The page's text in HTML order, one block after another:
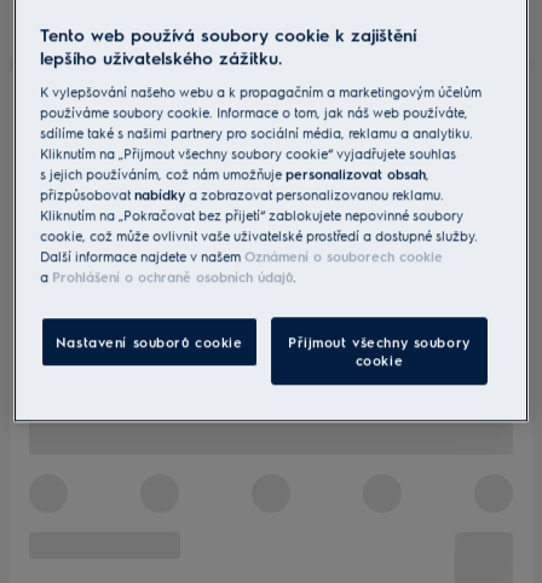
Tento web používá soubory cookie k zajištění
lepšího uživatelského zážitku.
K vylepšování našeho webu a k propagačním a marketingovým účelům
používáme soubory cookie. Informace o tom, jak náš web používáte,
sdílíme také s našimi partnery pro sociální média, reklamu a analytiku.
Kliknutím na „Přijmout všechny soubory cookie“ vyjadřujete souhlas
s jejich používáním, což nám umožňujepersonalizovat obsah
přizpůsobovatnabídky a zobrazovat personalizovanou reklamu.
Kliknutím na „Pokračovat bez přijetí“ zablokujete nepovinné soubory
cookie, což může ovlivnit vaše uživatelské prostředí a dostupné služby.
Další informace najdete v našemOznámení o souborech cookie
a Prohlášení o ochraně osobních údajů
Nastavení souborů cookie
Přijmout všechny soubory
cookie